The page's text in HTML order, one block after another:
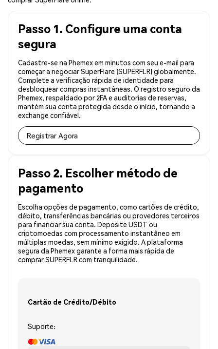
Passo 1. Configure uma conta
segura
Cadastre-se na Phemex em minutos com seu e-mail para
começar a negociar SuperFlare (SUPERFLR) globalmente.
Complete a verificação rápida de identidade para
desbloquear compras instantâneas. O registro seguro da
Phemex, respaldado por 2FA e auditorias de reservas,
mantém sua conta protegida desde o início, tornando a
exchange confiável.
Registrar Agora
Passo 2. Escolher método de
pagamento
Escolha opções de pagamento, como cartões de crédito,
débito, transferências bancárias ou provedores terceiros
para financiar sua conta. Deposite USDT ou
criptomoedas com processamento instantâneo em
múltiplas moedas, sem mínimo exigido. A plataforma
segura da Phemex garante a forma mais rápida de
comprar SUPERFLR com tranquilidade.
Cartão de Crédito/Débito
Suporte: